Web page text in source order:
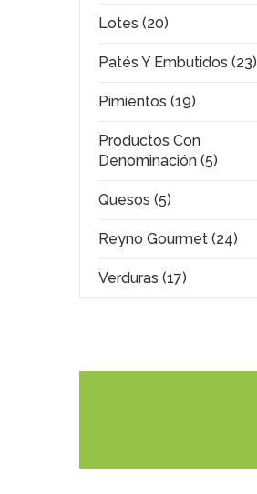
Lotes (20)
Patés Y Embutidos (23)
Pimientos (19)
Productos Con
Denominación (5)
Quesos (5)
Reyno Gourmet (24)
Verduras (17)